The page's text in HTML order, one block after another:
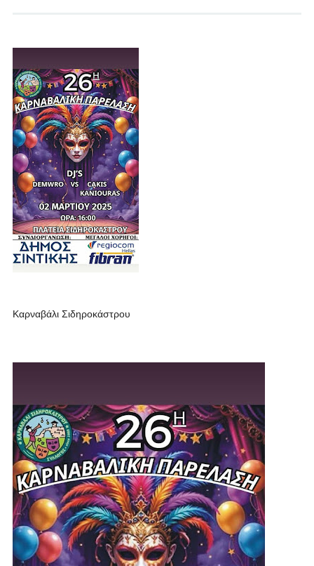
Καρναβάλι Σιδηροκάστρου